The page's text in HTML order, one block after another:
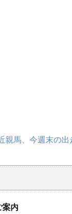
親馬、今週末の
案内